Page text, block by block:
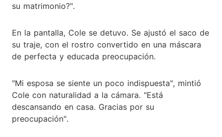
su matrimonio?".
En la pantalla, Cole se detuvo. Se ajustó el saco de
su traje, con el rostro convertido en una máscara
de perfecta y educada preocupación.
"Mi esposa se siente un poco indispuesta", mintió
Cole con naturalidad a la cámara. "Está
descansando en casa. Gracias por su
preocupación".